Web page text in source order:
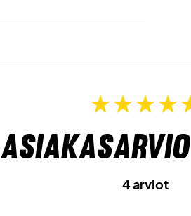
Asiakasarvio
4 arviot